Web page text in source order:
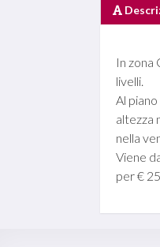
In zona
livelli.
Al
altezza
nella
Viene
per €